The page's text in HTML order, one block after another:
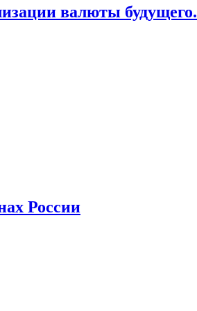
валюты будущего.
России